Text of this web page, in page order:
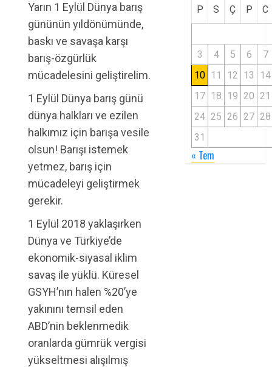
Yarın 1 Eylül Dünya barış
gününün yıldönümünde,
baskı ve savaşa karşı
barış-özgürlük
mücadelesini geliştirelim.
1 Eylül Dünya barış günü
dünya halkları ve ezilen
halkımız için barışa vesile
olsun! Barışı istemek
yetmez, barış için
mücadeleyi geliştirmek
gerekir.
1 Eylül 2018 yaklaşırken
Dünya ve Türkiye’de
ekonomik-siyasal iklim
savaş ile yüklü. Küresel
GSYH’nın halen %20’ye
yakınını temsil eden
ABD’nin beklenmedik
oranlarda gümrük vergisi
yükseltmesi alışılmış
P S Ç P C
3 4 5 6
7
10 11 12 13
14
17 18 19 20 21
24 25 26 27 28
31
« Tem